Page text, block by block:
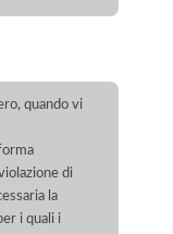
quando vi
di
la
i quali i